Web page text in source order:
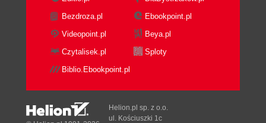
Bezdroza.pl
Ebookpoint.pl
Videopoint.pl
Beya.pl
Czytalisek.pl
Sploty
Biblio.Ebookpoint.pl
Helion.pl sp. z o.o.
ul. Kościuszki 1c